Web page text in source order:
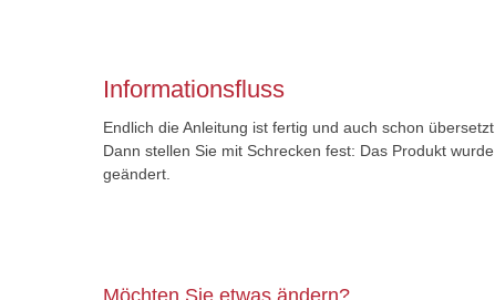
Informationsfluss
Endlich die Anleitung ist fertig und auch schon übersetzt.
Dann stellen Sie mit Schrecken fest: Das Produkt wurde
geändert.
Möchten Sie etwas ändern?